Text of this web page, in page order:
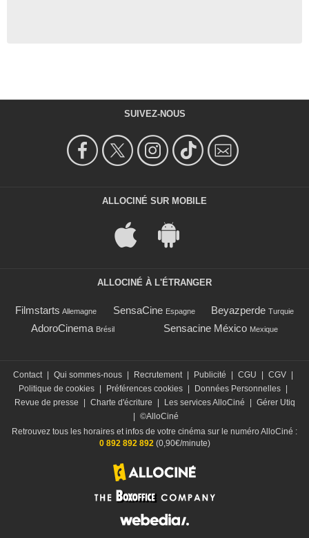
SUIVEZ-NOUS
ALLOCINÉ SUR MOBILE
ALLOCINÉ À L'ÉTRANGER
Filmstarts Allemagne SensaCine Espagne Beyazperde Turquie
AdoroCinema Brésil Sensacine México Mexique
Contact | Qui sommes-nous | Recrutement | Publicité | CGU | CGV |
Politique de cookies | Préférences cookies | Données Personnelles |
Revue de presse
| Charte d'écriture | Les services AlloCiné | Gérer Utiq
| ©AlloCiné
Retrouvez tous les horaires et infos de votre cinéma sur le numéro AlloCiné :
0 892 892 892 (0,90€/minute)